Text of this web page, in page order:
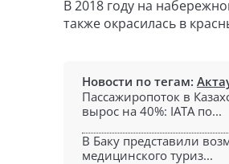
В 2018 году на
также окрасилась в
Новости по тегам:
Пассажиропоток в
вырос на 40%: IATA по...
В Баку представили
медицинского туриз...